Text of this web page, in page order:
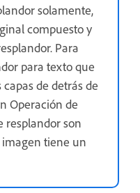
solamente,
compuesto y
Para
para texto que
de detrás de
Operación de
resplandor son
tiene un